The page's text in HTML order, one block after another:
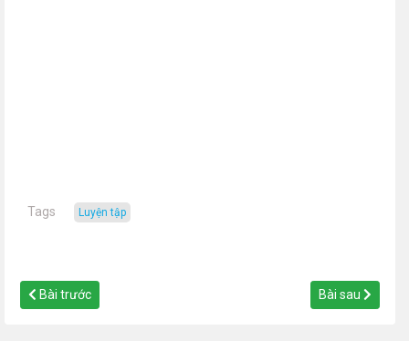
Tags luyện tập
Bài trước Bài sau